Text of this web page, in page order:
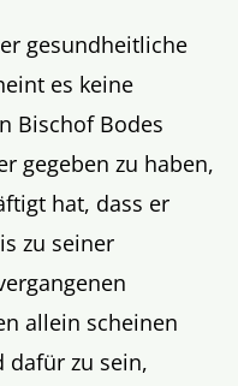
gesundheitliche
es keine
Bischof Bodes
gegeben zu haben,
hat, dass er
zu seiner
allein scheinen
dafür zu sein,